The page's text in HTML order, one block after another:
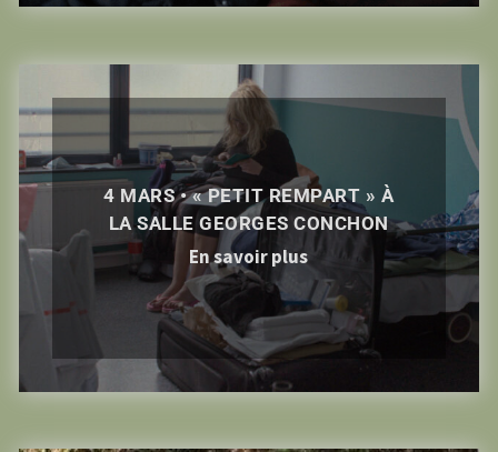
4 MARS • « PETIT REMPART » À
LA SALLE GEORGES CONCHON
En savoir plus